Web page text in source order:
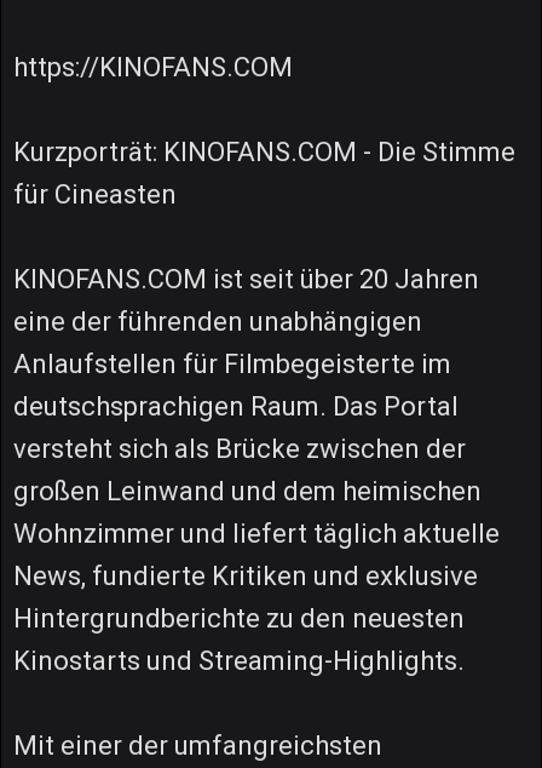
https://KINOFANS.COM
Kurzporträt: KINOFANS.COM - Die Stimme
für Cineasten
KINOFANS.COM ist seit über 20 Jahren
eine der führenden unabhängigen
Anlaufstellen für Filmbegeisterte im
deutschsprachigen Raum. Das Portal
versteht sich als Brücke zwischen der
großen Leinwand und dem heimischen
Wohnzimmer und liefert täglich aktuelle
News, fundierte Kritiken und exklusive
Hintergrundberichte zu den neuesten
Kinostarts und Streaming-Highlights.
Mit einer der umfangreichsten